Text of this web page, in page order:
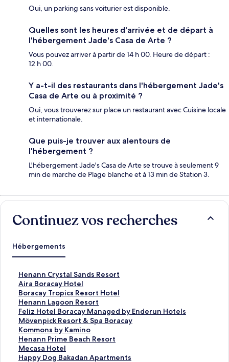
Oui, un parking sans voiturier est disponible.
Quelles sont les heures d'arrivée et de départ à
l'hébergement Jade's Casa de Arte ?
Vous pouvez arriver à partir de 14 h 00. Heure de départ :
12 h 00.
Y a-t-il des restaurants dans l'hébergement Jade's
Casa de Arte ou à proximité ?
Oui, vous trouverez sur place un restaurant avec Cuisine locale
et internationale.
Que puis-je trouver aux alentours de
l'hébergement ?
L'hébergement Jade's Casa de Arte se trouve à seulement 9
min de marche de Plage blanche et à 13 min de Station 3.
Continuez vos recherches
Hébergements
Henann Crystal Sands Resort
L
i
e
n
o
u
v
r
a
n
Aira Boracay Hotel
L
i
e
n
o
u
v
r
a
Boracay Tropics Resort Hotel
L
i
e
n
o
u
v
r
Henann Lagoon Resort
L
i
e
n
o
u
v
Feliz Hotel Boracay Managed by Enderun Hotels
L
i
e
n
o
u
Mövenpick Resort & Spa Boracay
L
i
e
n
o
Kommons by Kamino
L
i
e
n
Henann Prime Beach Resort
L
i
e
Mecasa Hotel
L
iHappy Dog Bakadan Apartments
L